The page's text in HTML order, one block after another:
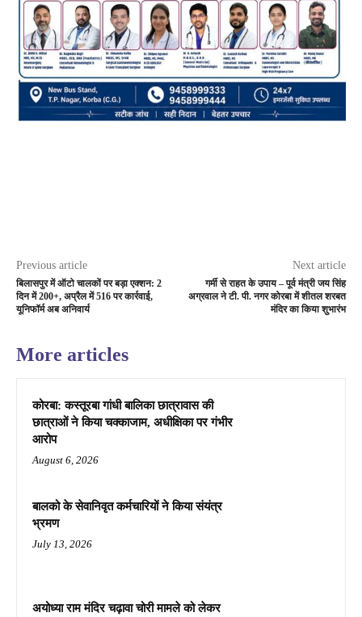
Previous article
बिलासपुर में ऑटो चालकों पर बड़ा एक्शन: 2
दिन में 200+, अप्रैल में 516 पर कार्रवाई,
यूनिफॉर्म अब अनिवार्य
Next article
गर्मी से राहत के उपाय – पूर्व मंत्री जय सिंह
अग्रवाल ने टी. पी. नगर कोरबा में शीतल शरबत
मंदिर का किया शुभारंभ
More articles
कोरबा: कस्तूरबा गांधी बालिका छात्रावास की
छात्राओं ने किया चक्काजाम, अधीक्षिका पर गंभीर
आरोप
August 6, 2026
बालको के सेवानिवृत कर्मचारियों ने किया संयंत्र
भ्रमण
July 13, 2026
अयोध्या राम मंदिर चढ़ावा चोरी मामले को लेकर